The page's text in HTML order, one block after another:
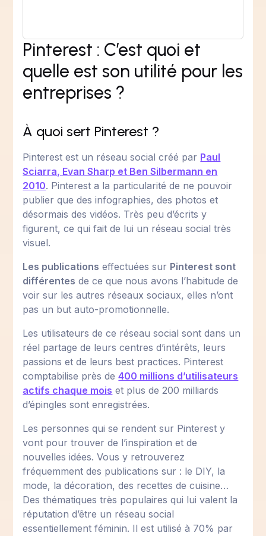
Pinterest : C’est quoi et
quelle est son utilité pour les
entreprises ?
À quoi sert Pinterest ?
Pinterest est un réseau social créé par Paul
Sciarra, Evan Sharp et Ben Silbermann en
2010. Pinterest a la particularité de ne pouvoir
publier que des infographies, des photos et
désormais des vidéos. Très peu d’écrits y
figurent, ce qui fait de lui un réseau social très
visuel.
Les publications effectuées sur Pinterest sont
différentes de ce que nous avons l’habitude de
voir sur les autres réseaux sociaux, elles n’ont
pas un but auto-promotionnelle.
Les utilisateurs de ce réseau social sont dans un
réel partage de leurs centres d’intérêts, leurs
passions et de leurs best practices. Pinterest
comptabilise près de400 millions d’utilisateurs
actifs chaque mois et plus de 200 milliards
d’épingles sont enregistrées.
Les personnes qui se rendent sur Pinterest y
vont pour trouver de l’inspiration et de
nouvelles idées. Vous y retrouverez
fréquemment des publications sur : le DIY, la
mode, la décoration, des recettes de cuisine…
Des thématiques très populaires qui lui valent la
réputation d’être un réseau social
essentiellement féminin. Il est utilisé à 70% par